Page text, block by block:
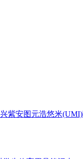
紫安图元浩悠米(UMI)